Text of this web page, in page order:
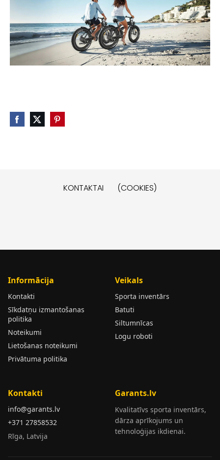
KONTAKTAI (COOKIES)
Informācija
Kontakti
Sīkdatņu izmantošanas
politika
Noteikumi
Lietošanas noteikumi
Privātuma politika
Veikals
Sporta inventārs
Batuti
Siltumnīcas
Logu roboti
Kontakti
info@garants.lv
+371 27858532
Rīga, Latvija
Garants.lv
Kvalitatīvs sporta inventārs,
dārza aprīkojums un
tehnoloģijas ikdienai.